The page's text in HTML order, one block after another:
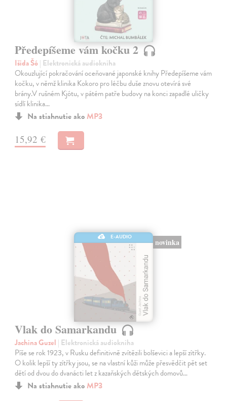
Předepíšeme vám kočku 2
Išida Šó| Elektronická audiokniha
Okouzlující pokračování oceňované japonské knihy Předepíšeme vám
kočku, v němž klinika Kokoro pro léčbu duše znovu otevírá své
brány.V rušném Kjótu, v pátém patře budovy na konci zapadlé uličky
sídlí klinika…
Na stiahnutie ako MP3
15,92 €
E-AUDIO
novinka
Vlak do Samarkandu
Jachina Guzel | Elektronická audiokniha
Píše se rok 1923, v Rusku definitivně zvítězili bolševici a lepší zítřky.
O kolik lepší ty zítřky jsou, se na vlastní kůži může přesvědčit pět set
dětí od dvou do dvanácti let z kazaňských dětských domovů…
Na stiahnutie ako MP3